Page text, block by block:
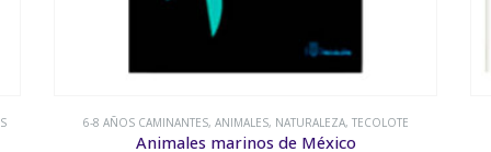
6-8 AÑOS CAMINANTES ,ANIMALES,NATURALEZA
¡Qué animales!